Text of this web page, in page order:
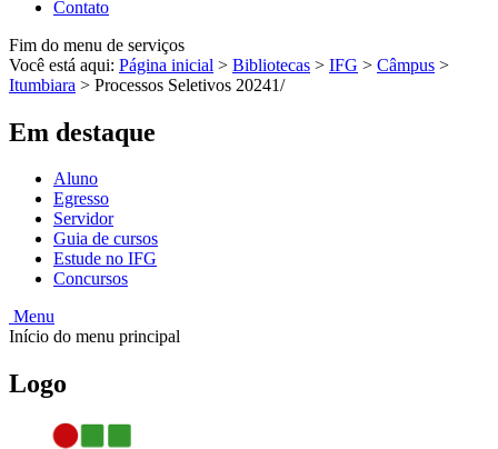
Contato
Fim do menu de serviços
Você está aqui: Página inicial > Bibliotecas > IFG > Câmpus >
Itumbiara > Processos Seletivos 20241/
Em destaque
Aluno
Egresso
Servidor
Guia de cursos
Estude no IFG
Concursos
Menu
Início do menu principal
Logo